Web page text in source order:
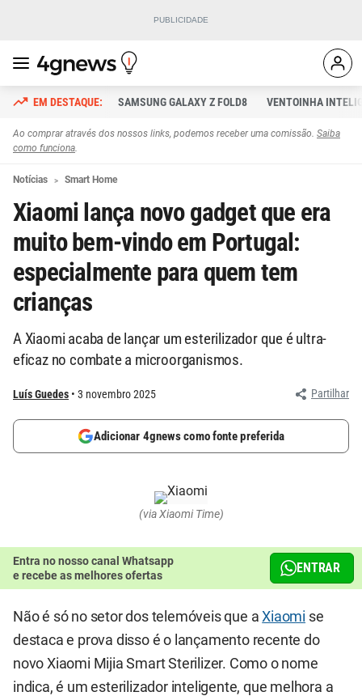
SAMSUNG GALAXY Z FOLD8 VENTOINHA
Ao comprar através dos nossos links, podemos receber uma comissão. Saiba
como funciona.
Notícias Smart Home
Xiaomi lança novo gadget que era
muito bem-vindo em Portugal:
especialmente para quem tem
crianças
A Xiaomi acaba de lançar um esterilizador que é ultra-
eficaz no combate a microorganismos.
Luís Guedes 3 novembro 2025 Partilhar
Adicionar 4gnews como fonte preferida
(via Xiaomi Time)
Entra no nosso canal Whatsapp
e recebe as melhores ofertas
ENTRAR
Não é só no setor dos telemóveis que aXiaomi se
destaca e prova disso é o lançamento recente do
novo Xiaomi Mijia Smart Sterilizer. Como o nome
indica, é um esterilizador inteligente, que melhora a